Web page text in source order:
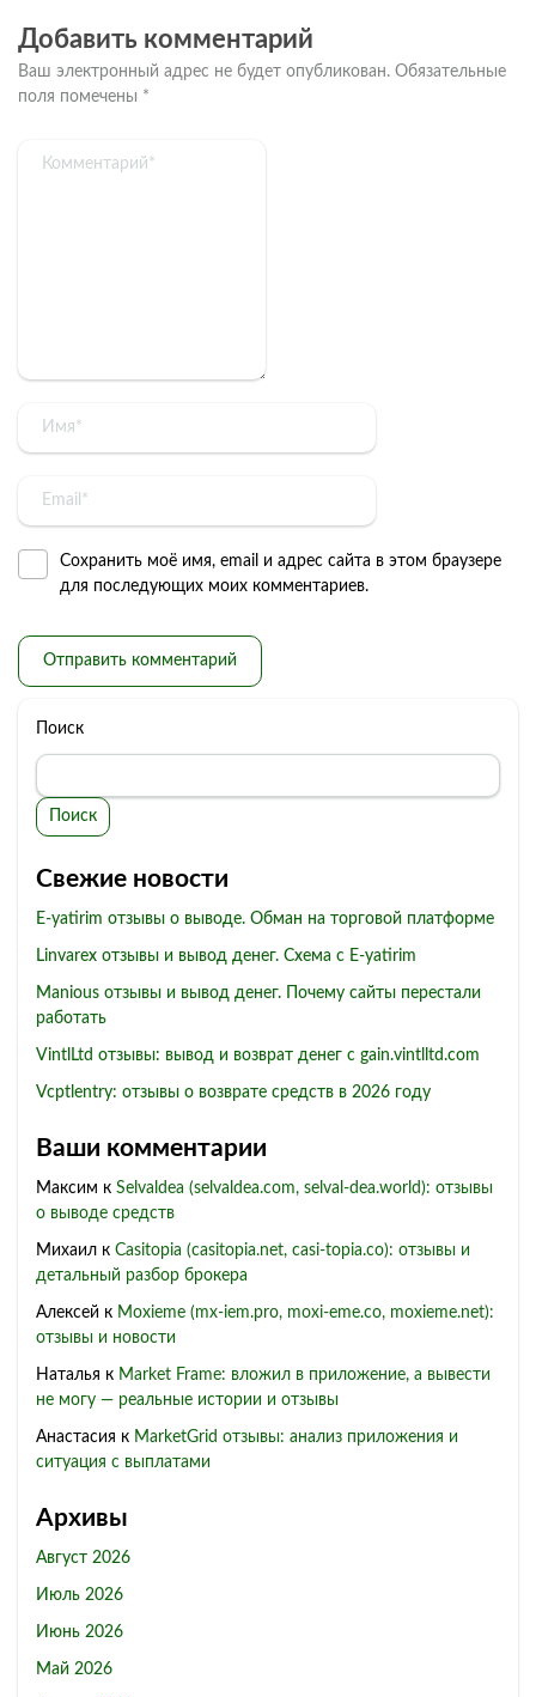
Добавить комментарий
Ваш электронный адрес не будет опубликован. Обязательные
поля помечены *
Сохранить моё имя, email и адрес сайта в этом браузере
для последующих моих комментариев.
Поиск
Поиск
Свежие новости
E-yatirim отзывы о выводе. Обман на торговой платформе
Linvarex отзывы и вывод денег. Схема с E-yatirim
Manious отзывы и вывод денег. Почему сайты перестали
работать
VintlLtd отзывы: вывод и возврат денег с gain.vintlltd.com
Vcptlentry: отзывы о возврате средств в 2026 году
Ваши комментарии
Максим к Selvaldea (selvaldea.com, selval-dea.world): отзывы
о выводе средств
Михаил к Casitopia (casitopia.net, casi-topia.co): отзывы и
детальный разбор брокера
Алексей к Moxieme (mx-iem.pro, moxi-eme.co, moxieme.net):
отзывы и новости
Наталья к Market Frame: вложил в приложение, а вывести
не могу — реальные истории и отзывы
Анастасия к MarketGrid отзывы: анализ приложения и
ситуация с выплатами
Архивы
Август 2026
Июль 2026
Июнь 2026
Май 2026